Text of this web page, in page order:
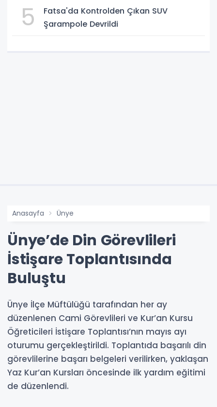
5
Fatsa'da Kontrolden Çıkan SUV
Şarampole Devrildi
Anasayfa Ünye
Ünye’de Din Görevlileri
İstişare Toplantısında
Buluştu
Ünye İlçe Müftülüğü tarafından her ay
düzenlenen Cami Görevlileri ve Kur’an Kursu
Öğreticileri İstişare Toplantısı’nın mayıs ayı
oturumu gerçekleştirildi. Toplantıda başarılı din
görevlilerine başarı belgeleri verilirken, yaklaşan
Yaz Kur’an Kursları öncesinde ilk yardım eğitimi
de düzenlendi.